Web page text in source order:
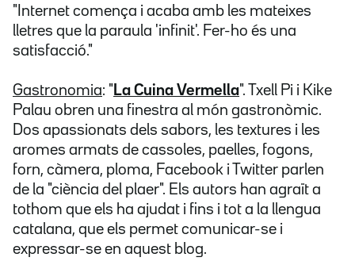
"Internet comença i acaba amb les mateixes
lletres que la paraula 'infinit'. Fer-ho és una
satisfacció."
Gastronomia: " La Cuina Vermella". Txell Pi i Kike
Palau obren una finestra al món gastronòmic.
Dos apassionats dels sabors, les textures i les
aromes armats de cassoles, paelles, fogons,
forn, càmera, ploma, Facebook i Twitter parlen
de la "ciència del plaer". Els autors han agraït a
tothom que els ha ajudat i fins i tot a la llengua
catalana, que els permet comunicar-se i
expressar-se en aquest blog.